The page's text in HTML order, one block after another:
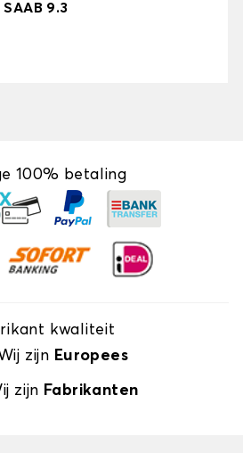
9.3
100% betaling
kwaliteit
zijn Europees
zijn Fabrikanten